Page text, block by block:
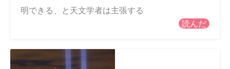
明できる、と天文学者は主張する
読んだ